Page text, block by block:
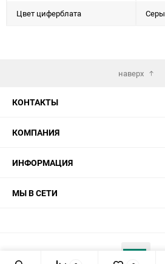
Цвет циферблата
наверх
КОНТАКТЫ
КОМПАНИЯ
ИНФОРМАЦИЯ
МЫ В СЕТИ